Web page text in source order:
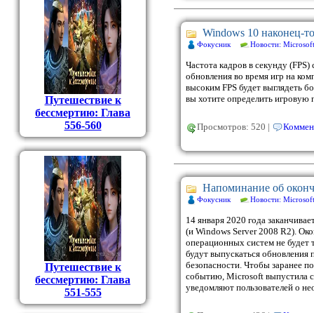
Путешествие к
бессмертию: Глава
556-560
Путешествие к
бессмертию: Глава
551-555
Windows 10 наконец-
Фокусник Новости: Microsoft
Частота кадров в секунду
обновления во время игр на
высоким FPS будет выглядеть
вы хотите определить игровую
Просмотров: 520 |
Напоминание об
Фокусник Новости: Microsoft
14 января 2020 года
(и Windows Server 2008 R2).
операционных систем не будет
будут выпускаться
безопасности. Чтобы заранее
событию, Microsoft выпустила
уведомляют пользователей о